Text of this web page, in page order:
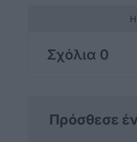
Σχόλια 0
Πρόσθεσε